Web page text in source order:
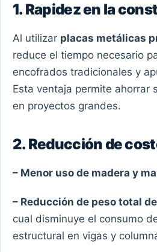
1. Rapidez en la
Al utilizar placas metálicas
reduce el tiempo necesario
encofrados tradicionales y
Esta ventaja permite ahorrar
en proyectos grandes.
2. Reducción de
– Menor uso de madera y
– Reducción de peso total
cual disminuye el consumo
estructural en vigas y